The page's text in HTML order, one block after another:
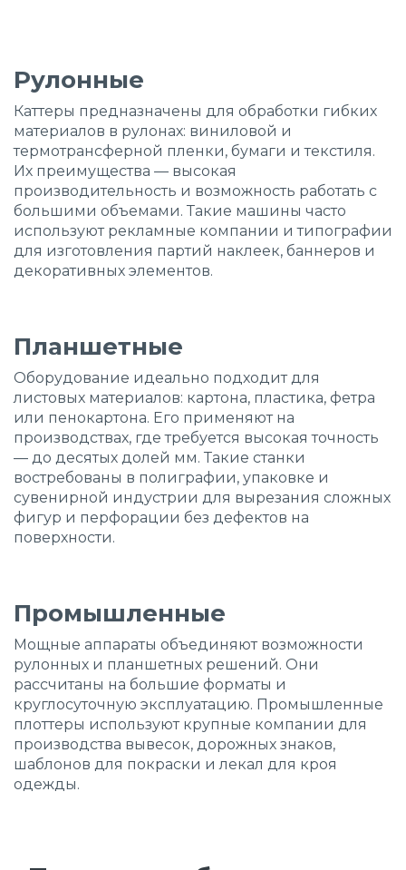
Рулонные
Каттеры предназначены для обработки гибких
материалов в рулонах: виниловой и
термотрансферной пленки, бумаги и текстиля.
Их преимущества — высокая
производительность и возможность работать с
большими объемами. Такие машины часто
используют рекламные компании и типографии
для изготовления партий наклеек, баннеров и
декоративных элементов.
Планшетные
Оборудование идеально подходит для
листовых материалов: картона, пластика, фетра
или пенокартона. Его применяют на
производствах, где требуется высокая точность
— до десятых долей мм. Такие станки
востребованы в полиграфии, упаковке и
сувенирной индустрии для вырезания сложных
фигур и перфорации без дефектов на
поверхности.
Промышленные
Мощные аппараты объединяют возможности
рулонных и планшетных решений. Они
рассчитаны на большие форматы и
круглосуточную эксплуатацию. Промышленные
плоттеры используют крупные компании для
производства вывесок, дорожных знаков,
шаблонов для покраски и лекал для кроя
одежды.